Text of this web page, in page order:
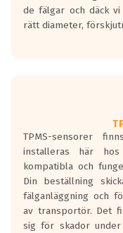
medans de vita
ett tyst däck.
regelverket som
Ett däck med två
godkända för år
Ett däck med en
minst tre decibel
regelverk som börjar
de fälgar och däck
rätt diameter,
TPMS-sensorer
installeras här
kompatibla och
Din beställning
fälganläggning och
av transportör. Det
sig för skador